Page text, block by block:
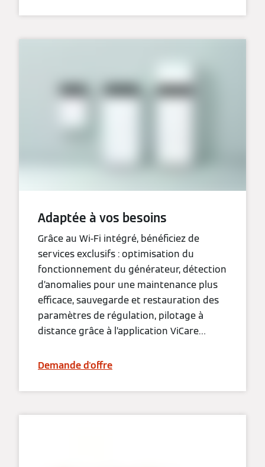
Adaptée à vos besoins
Grâce au Wi-Fi intégré, bénéficiez de
services exclusifs : optimisation du
fonctionnement du générateur, détection
d’anomalies pour une maintenance plus
efficace, sauvegarde et restauration des
paramètres de régulation, pilotage à
distance grâce à l’application ViCare…
Demande d'offre